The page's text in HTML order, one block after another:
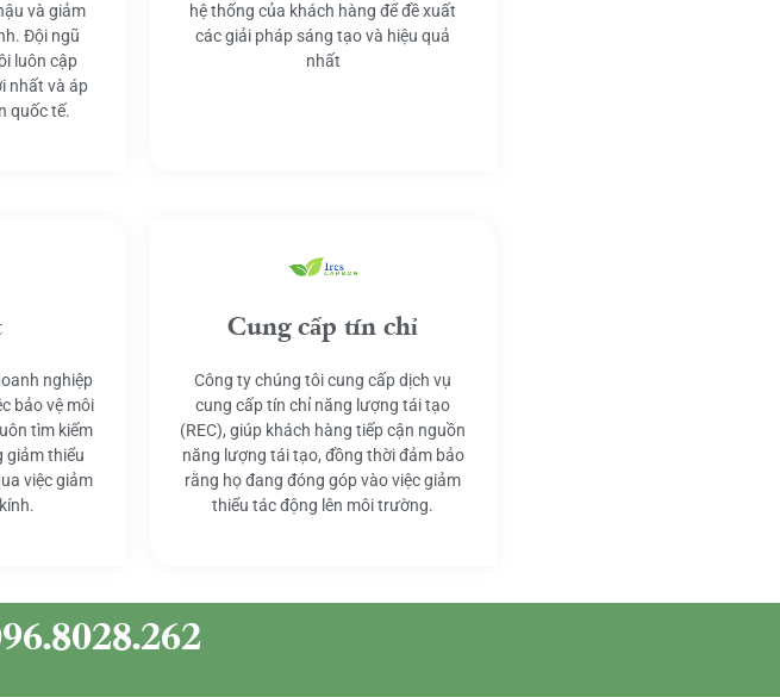
và giảm
Đội ngũ
luôn cập
nhất và áp
quốc tế.
hệ thống của khách hàng để đề xuất
các giải pháp sáng tạo và hiệu quả
nhất
nghiệp
bảo vệ môi
tìm kiếm
giảm thiểu
việc giảm
Cung cấp tín chỉ
Công ty chúng tôi cung cấp dịch vụ
cung cấp tín chỉ năng lượng tái tạo
(REC), giúp khách hàng tiếp cận nguồn
năng lượng tái tạo, đồng thời đảm bảo
rằng họ đang đóng góp vào việc giảm
thiểu tác động lên môi trường.